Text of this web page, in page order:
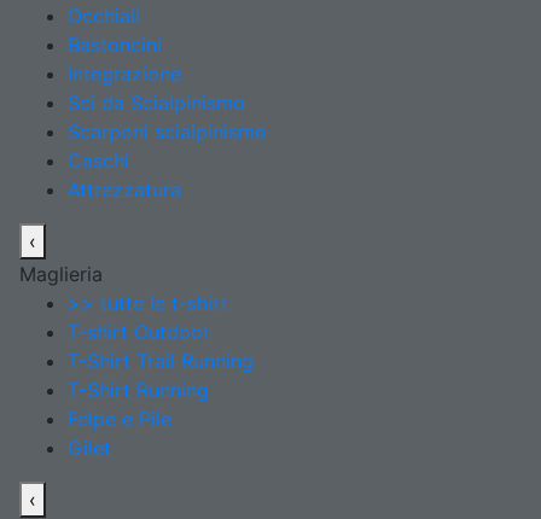
Occhiali
Bastoncini
Integrazione
Sci da Scialpinismo
Scarponi scialpinismo
Caschi
Attrezzatura
‹
Maglieria
>> tutte le t-shirt
T-shirt Outdoor
T-Shirt Trail Running
T-Shirt Running
Felpe e Pile
Gilet
‹